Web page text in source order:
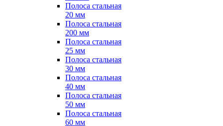
Полоса стальная
20 мм
Полоса стальная
200 мм
Полоса стальная
25 мм
Полоса стальная
30 мм
Полоса стальная
40 мм
Полоса стальная
50 мм
Полоса стальная
60 мм